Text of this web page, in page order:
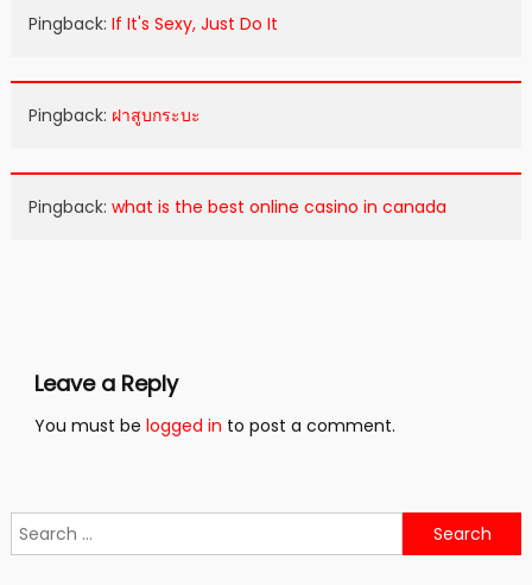
Pingback: If It's Sexy, Just Do It
Pingback: ฝาสูบกระบะ
Pingback: what is the best online casino in canada
Leave a Reply
You must be logged in to post a comment.
Search
for: